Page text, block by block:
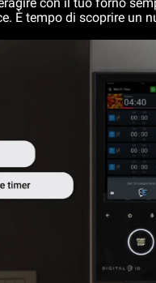
È tempo di scoprire un